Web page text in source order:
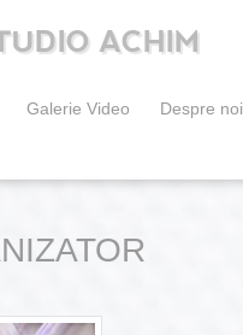
ACHIM
Galerie Video Despre noi